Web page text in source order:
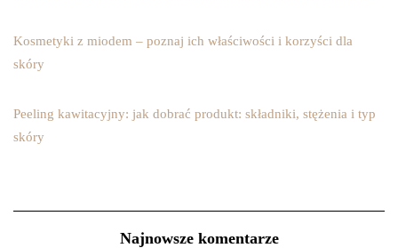
Kosmetyki z miodem – poznaj ich właściwości i korzyści dla
skóry
Peeling kawitacyjny: jak dobrać produkt: składniki, stężenia i typ
skóry
Najnowsze komentarze